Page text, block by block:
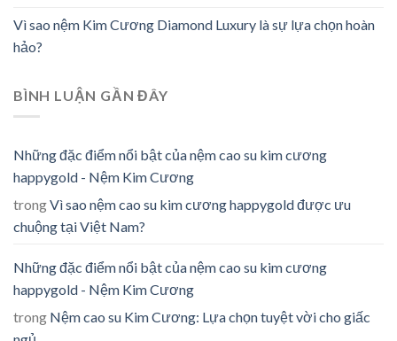
Vì sao nệm Kim Cương Diamond Luxury là sự lựa chọn hoàn
hảo?
BÌNH LUẬN GẦN ĐÂY
Những đặc điểm nổi bật của nệm cao su kim cương
happygold - Nệm Kim Cương
trongVì sao nệm cao su kim cương happygold được ưu
chuộng tại Việt Nam?
Những đặc điểm nổi bật của nệm cao su kim cương
happygold - Nệm Kim Cương
trong Nệm cao su Kim Cương: Lựa chọn tuyệt vời cho giấc